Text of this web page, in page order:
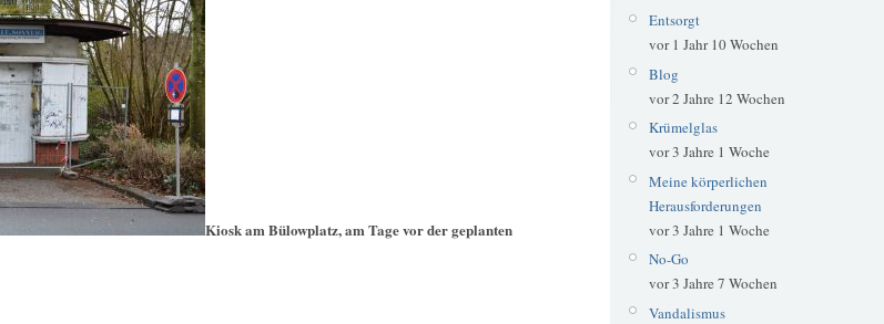
Kiosk am Bülowplatz, am Tage vor der geplanten
Entsorgt
vor 1 Jahr 10 Wochen
Blog
vor 2 Jahre 12 Wochen
Krümelglas
vor 3 Jahre 1 Woche
Meine körperlichen
Herausforderungen
vor 3 Jahre 1 Woche
No-Go
vor 3 Jahre 7 Wochen
Vandalismus